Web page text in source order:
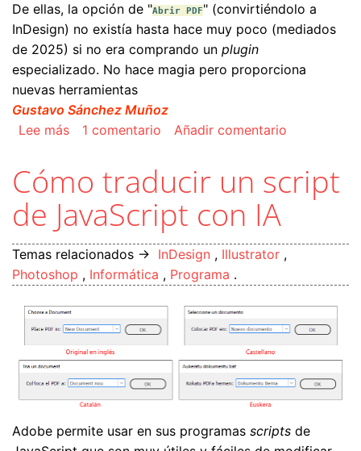
De ellas, la opción de "Abrir PDF" (convirtiéndolo a
InDesign) no existía hasta hace muy poco (mediados
de 2025) si no era comprando un plugin
especializado. No hace magia pero proporciona
nuevas herramientas
Gustavo Sánchez Muñoz
Lee mássobre Cómo colocar o abrir un PDF en Adobe
1 comentario Añadir comentario
Cómo traducir un script
de JavaScript con IA
Temas relacionados → InDesign , Illustrator ,
Photoshop , Informática , Programa .
Adobe permite usar en sus programas scripts de